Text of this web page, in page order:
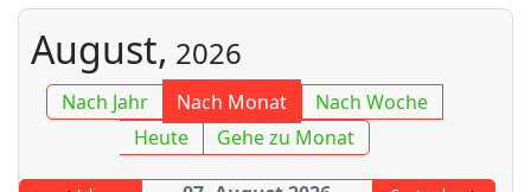
August, 2026
Nach Jahr Nach Monat
Nach Woche
Heute
Gehe zu Monat